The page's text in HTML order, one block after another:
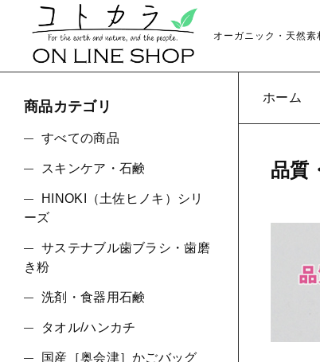
オーガニック・天然
ホーム
品質
商品カテゴリ
すべての商品
スキンケア・石鹸
HINOKI（土佐ヒノキ）シリ
ーズ
サステナブル歯ブラシ・歯磨
き粉
洗剤・食器用石鹸
タオル/ハンカチ
国産［奥会津］かごバッグ
親カテゴリ